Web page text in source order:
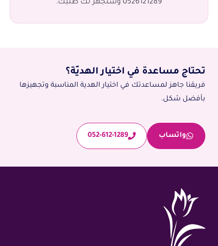
0526121289 وسنجهّز لك طلبك.
تحتاج مساعدة في اختيار الهديّة؟
فريقنا جاهز لمساعدتك في اختيار الهدية المناسبة وتجهيزها
بأفضل شكل.
واتساب 052-612-1289